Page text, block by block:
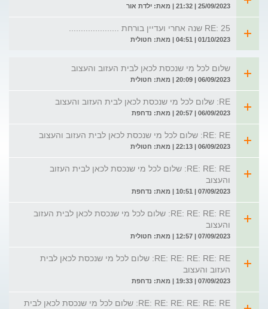
25/09/2023 | 21:32 | מאת: ילדת אור
RE: 25 שנה אחרי ועדיין בורחת .....................
01/10/2023 | 04:51 | מאת: חטולית
שלום לכל מי שנכסת לכאן לבית העזוב והעצוב
06/09/2023 | 20:09 | מאת: חטולית
RE: שלום לכל מי שנכסת לכאן לבית העזוב והעצוב
06/09/2023 | 20:57 | מאת: נדחפת
RE: RE: שלום לכל מי שנכסת לכאן לבית העזוב והעצוב
06/09/2023 | 22:13 | מאת: חטולית
RE: RE: RE: שלום לכל מי שנכסת לכאן לבית העזוב
והעצוב
07/09/2023 | 10:51 | מאת: נדחפת
RE: RE: RE: RE: שלום לכל מי שנכסת לכאן לבית העזוב
והעצוב
07/09/2023 | 12:57 | מאת: חטולית
RE: RE: RE: RE: RE: שלום לכל מי שנכסת לכאן לבית
העזוב והעצוב
07/09/2023 | 19:33 | מאת: נדחפת
RE: RE: RE: RE: RE: RE: שלום לכל מי שנכסת לכאן לבית